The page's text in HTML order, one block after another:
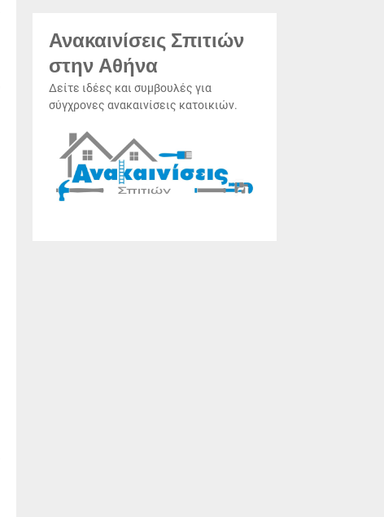
Ανακαινίσεις Σπιτιών
στην Αθήνα
Δείτε ιδέες και συμβουλές για
σύγχρονες ανακαινίσεις κατοικιών.